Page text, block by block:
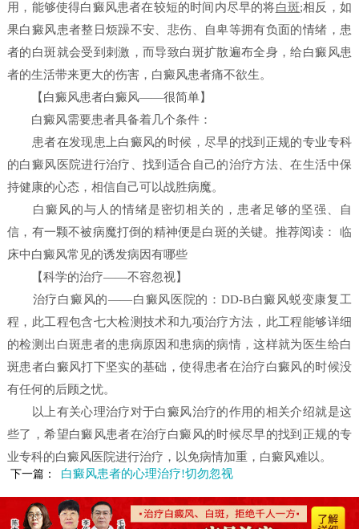
用，能够使得白癜风患者在较短的时间内尽早的将白斑;相反，如
果白癜风患者整日烦躁不安、悲伤、自卑等拥有负面的情绪，患
者的白斑就会受到刺激，而导致白斑扩散遍布全身，给白癜风患
者的生活带来更大的伤害，白癜风患者痛不欲生。
【白癜风患者白癜风——很简单】
白癜风需要患者具备着几个条件：
患者在发现患上白癜风的时候，尽早的找到正规的专业专科
的白癜风医院进行治疗、找到适合自己的治疗方法、在生活中保
持健康的心态，相信自己可以战胜病魔。
白癜风的与人的情绪是密切相关的，患者足够的坚强、自
信，有一颗不被病魔打倒的精神便是白斑的关键。推荐阅读： 临
床中白癜风常见的诱发病因有哪些
【科学的治疗——不容忽视】
治疗白癜风的——白癜风医院的：DD-B白癜风蜕变康复工
程，此工程包含七大检测技术和九项治疗方法，此工程能够详细
的检测出白斑患者的患病原因和患病的病情，这样就为医生给白
斑患者白癜风打下坚实的基础，使得患者在治疗白癜风的时候没
有任何的后顾之忧。
以上有关心理治疗对于白癜风治疗的作用的相关介绍就是这
些了，希望白癜风患者在治疗白癜风的时候尽早的找到正规的专
业专科的白癜风医院进行治疗，以免病情加重，白癜风难以。
下一篇： 白癜风患者的心理治疗!切勿忽视